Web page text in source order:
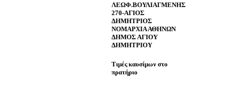
ΛΕΩΦ.ΒΟΥΛΙΑΓΜΕΝΗΣ
270-ΑΓΙΟΣ
ΔΗΜΗΤΡΙΟΣ
ΝΟΜΑΡΧΙΑ ΑΘΗΝΩΝ
ΔΗΜΟΣ ΑΓΙΟΥ
ΔΗΜΗΤΡΙΟΥ
Τιμές καυσίμων στο
πρατήριο